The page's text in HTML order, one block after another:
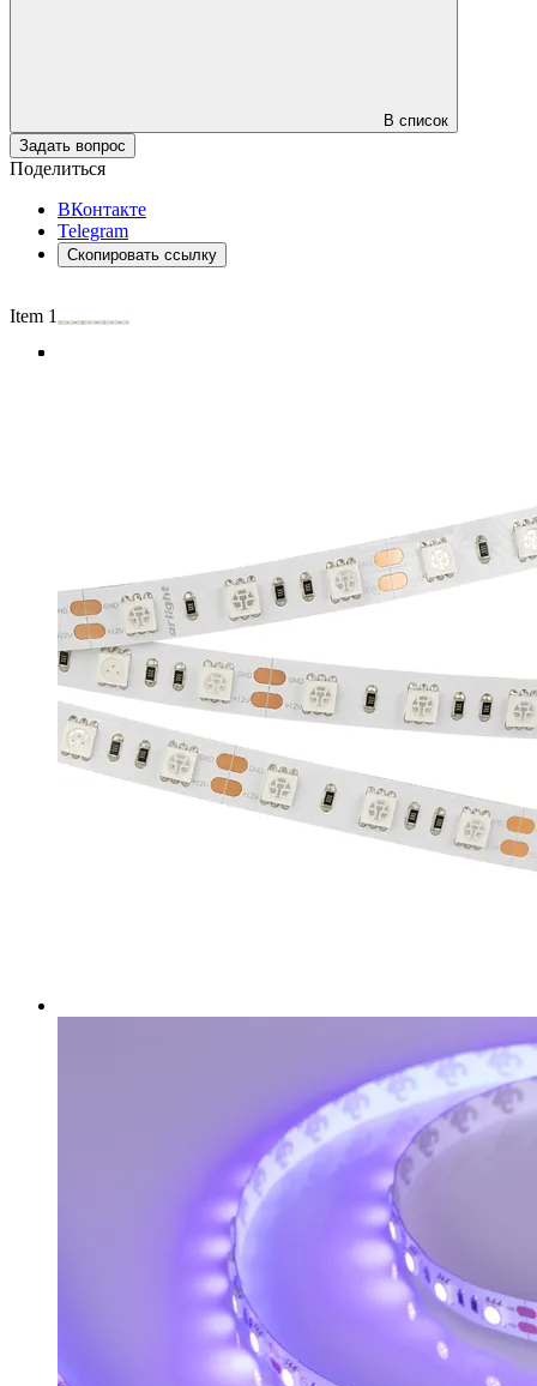
В список
Задать вопрос
Поделиться
ВКонтакте
Telegram
Скопировать ссылку
Item 1 of 4